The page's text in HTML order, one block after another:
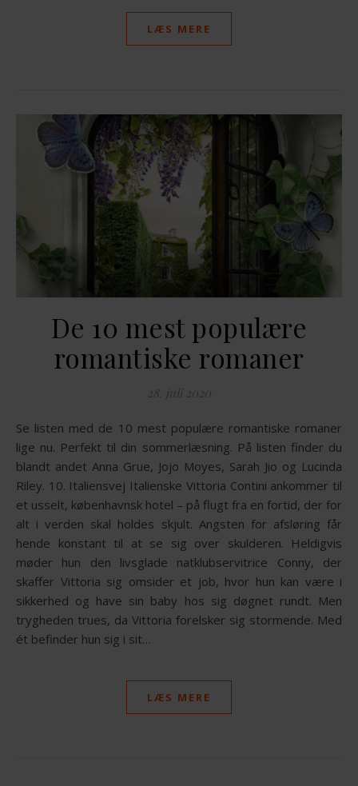
LÆS MERE
De 10 mest populære
romantiske romaner
28. juli 2020
Se listen med de 10 mest populære romantiske romaner
lige nu. Perfekt til din sommerlæsning. På listen finder du
blandt andet Anna Grue, Jojo Moyes, Sarah Jio og Lucinda
Riley. 10. Italiensvej Italienske Vittoria Contini ankommer til
et usselt, københavnsk hotel – på flugt fra en fortid, der for
alt i verden skal holdes skjult. Angsten for afsløring får
hende konstant til at se sig over skulderen. Heldigvis
møder hun den livsglade natklubservitrice Conny, der
skaffer Vittoria sig omsider et job, hvor hun kan være i
sikkerhed og have sin baby hos sig døgnet rundt. Men
trygheden trues, da Vittoria forelsker sig stormende. Med
ét befinder hun sig i sit…
LÆS MERE